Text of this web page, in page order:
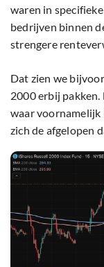
waren in
bedrijven binnen
strengere
Dat zien we
2000 erbij pakken.
waar voornamelijk
zich de afgelopen